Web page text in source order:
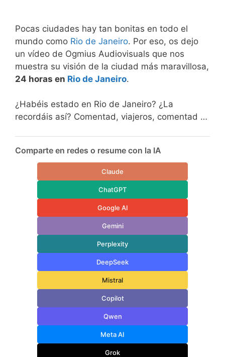
Pocas ciudades hay tan bonitas en todo el
mundo como Rio de Janeiro. Por eso, os dejo
un vídeo de Ogmius Audiovisuals que nos
muestra su visión de la ciudad más maravillosa,
24 horas en Rio de Janeiro.
¿Habéis estado en Rio de Janeiro? ¿La
recordáis así? Comentad, viajeros, comentad …
Comparte en redes o resume con la IA
Claude
ChatGPT
Google AI
Gemini
Perplexity
DeepSeek
Mistral
Copilot
Qwen
Meta AI
Grok